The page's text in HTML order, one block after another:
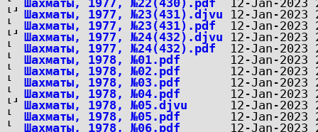
Шахматы, 1977, №22(430).pdf
Шахматы, 1977, №23(431).djvu
Шахматы, 1977, №23(431).pdf
Шахматы, 1977, №24(432).djvu
Шахматы, 1977, №24(432).pdf
Шахматы, 1978, №01.pdf
Шахматы, 1978, №02.pdf
Шахматы, 1978, №03.pdf
Шахматы, 1978, №04.pdf
Шахматы, 1978, №05.djvu
Шахматы, 1978, №05.pdf
Шахматы, 1978, №06.pdf